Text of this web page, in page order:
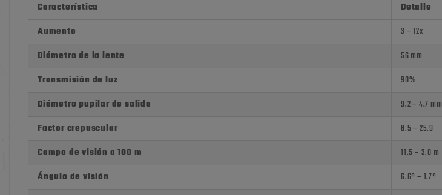
Característica
Detalle
Aumento
3 – 12x
Diámetro de la lente
56 mm
Transmisión de luz
90%
Diámetro pupilar de salida
9.2 – 4.7 mm
Factor crepuscular
8.5 – 25.9
Campo de visión a 100 m
11.5 – 3.0 m
Ángulo de visión
6.6° – 1.7°